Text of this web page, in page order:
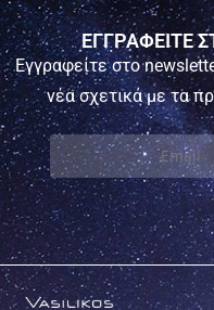
ΕΓΓΡΑΦΕΙΤΕ
Εγγραφείτε στο
νέα σχετικά με τα